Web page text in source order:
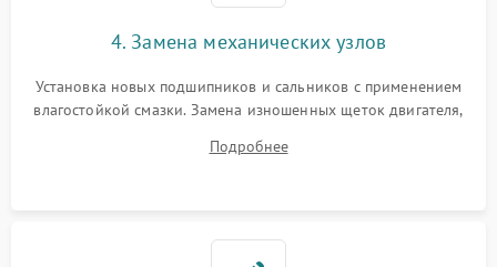
4. Замена механических узлов
Установка новых подшипников и сальников с применением
влагостойкой смазки. Замена изношенных щеток двигателя,
или поврежденной резиновой манжеты.
Подробнее